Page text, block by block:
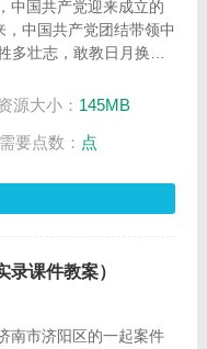
中国共产党迎来成立的
中国共产党团结带领中
多壮志，敢教日月换新
时代，中国共产党带领
会，历史性地解决了绝对
个百年奋斗目标迈进。那
党能带领人民书写了中华
源大小： 145MB
需要点数： 点
课件教案）
南市济阳区的一起案件